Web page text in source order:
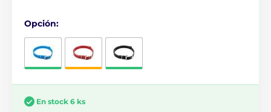
Opción:
En stock 6 ks